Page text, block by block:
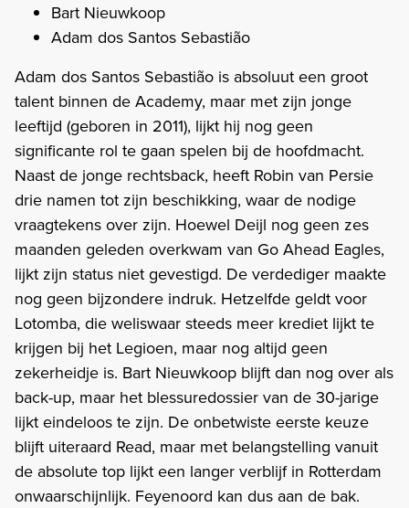
Bart Nieuwkoop
Adam dos Santos Sebastião
Adam dos Santos Sebastião is absoluut een groot
talent binnen de Academy, maar met zijn jonge
leeftijd (geboren in 2011), lijkt hij nog geen
significante rol te gaan spelen bij de hoofdmacht.
Naast de jonge rechtsback, heeft Robin van Persie
drie namen tot zijn beschikking, waar de nodige
vraagtekens over zijn. Hoewel Deijl nog geen zes
maanden geleden overkwam van Go Ahead Eagles,
lijkt zijn status niet gevestigd. De verdediger maakte
nog geen bijzondere indruk. Hetzelfde geldt voor
Lotomba, die weliswaar steeds meer krediet lijkt te
krijgen bij het Legioen, maar nog altijd geen
zekerheidje is. Bart Nieuwkoop blijft dan nog over als
back-up, maar het blessuredossier van de 30-jarige
lijkt eindeloos te zijn. De onbetwiste eerste keuze
blijft uiteraard Read, maar met belangstelling vanuit
de absolute top lijkt een langer verblijf in Rotterdam
onwaarschijnlijk. Feyenoord kan dus aan de bak.